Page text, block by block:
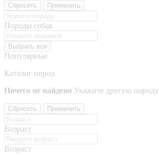
Сбросить Применить
Породы собак
Выбрать все
Популярные
Каталог пород
Ничего не найдено Укажите другую породу
Сбросить Применить
Возраст
Возраст